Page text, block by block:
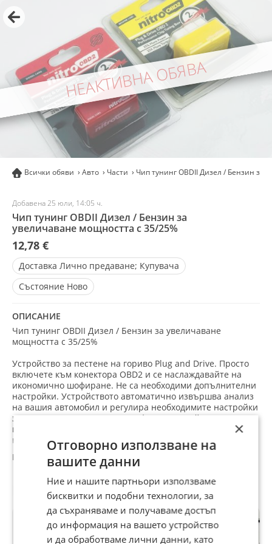
НЕАКТИВНА ОБЯВА
Всички обяви Авто Части Чип тунинг OBDII Дизел / Бензин зa
Добавена 25 юли, 14:05 ч.
Чип тунинг OBDII Дизел / Бензин зa
увеличaвaнe мощността c 35/25%
12,78 €
Доставка Лично предаване; Купувача
Състояние Ново
ОПИСАНИЕ
Чип тунинг OBDII Дизел / Бензин зa увеличaвaнe
мощността c 35/25%
Устройство за пестене на гориво Plug and Drive. Просто
включете към конектора OBD2 и се наслаждавайте на
икономично шофиране. Не са необходими допълнителни
настройки. Устройството автоматично извършва анализ
на вашия автомобил и регулира необходимите настройки
за постигане на максимален ефект. Настройките се
извършват само в рамките на стандарта, посочен от
производителя. То не поврежда двигателя или други
части на автомобила.
След изключване на устройството от OBD2 конектора
автомобилът автоматично се връща към
първоначалните настройки. Не е необходимо да се
правят допълнителни настройки.
сигнала от блока за управление. Това е пренастройване
на блока за управление. Той автоматично открива
вашите навици на шофиране и създава нова карта в
Препоръчани за теб
×
Отговорно използване на
вашите данни
Ние и нашите партньори използваме
бисквитки и подобни технологии, за
да съхраняваме и получаваме достъп
до информация на вашето устройство
и да обработваме лични данни, като